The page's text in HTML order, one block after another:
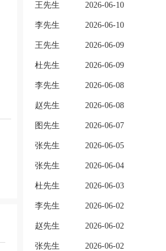
王先生 2026-06-10
李先生 2026-06-10
王先生 2026-06-09
杜先生 2026-06-09
李先生 2026-06-08
赵先生 2026-06-08
图先生 2026-06-07
张先生 2026-06-05
张先生 2026-06-04
杜先生 2026-06-03
李先生 2026-06-02
赵先生 2026-06-02
张先生 2026-06-02